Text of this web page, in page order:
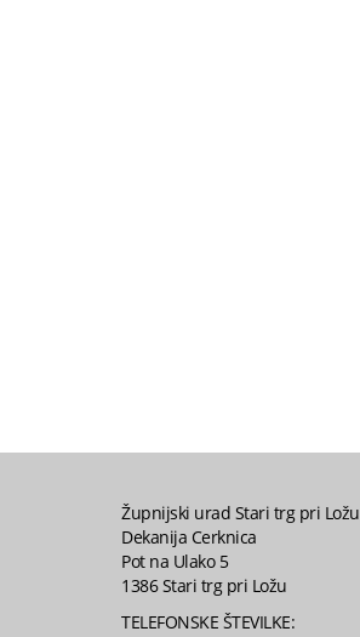
Župnijski urad Stari trg pri Ložu
Dekanija Cerknica
Pot na Ulako 5
1386 Stari trg pri Ložu
TELEFONSKE ŠTEVILKE: